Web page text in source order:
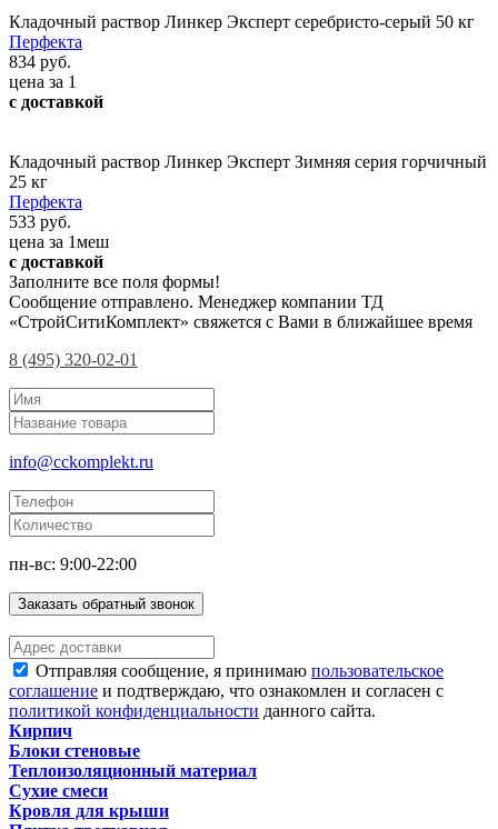
Кладочный раствор Линкер Эксперт серебристо-серый 50 кг
Перфекта
834 руб.
цена за 1
с доставкой
Кладочный раствор Линкер Эксперт Зимняя серия горчичный
25 кг
Перфекта
533 руб.
цена за 1меш
с доставкой
Заполните все поля формы!
Сообщение отправлено. Менеджер компании ТД
«СтройСитиКомплект» свяжется с Вами в ближайшее время
8 (495) 320-02-01
info@cckomplekt.ru
пн-вс: 9:00-22:00
Заказать обратный звонок
Отправляя сообщение, я принимаю пользовательское
соглашение и подтверждаю, что ознакомлен и согласен с
политикой конфиденциальности данного сайта.
Кирпич
Блоки стеновые
Теплоизоляционный материал
Сухие смеси
Кровля для крыши